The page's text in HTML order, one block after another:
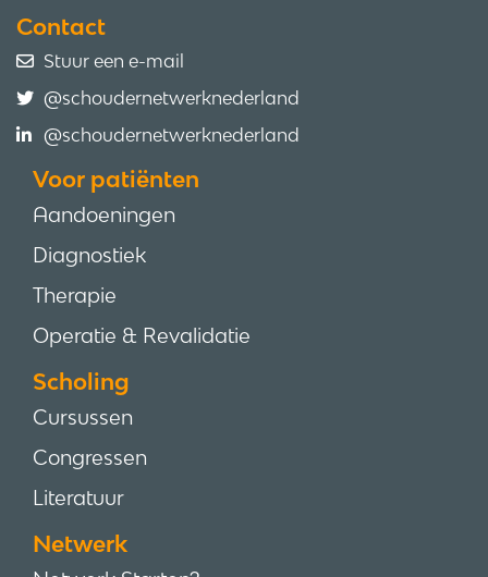
Contact
Stuur een e-mail
@schoudernetwerknederland
@schoudernetwerknederland
Voor patiënten
Aandoeningen
Diagnostiek
Therapie
Operatie & Revalidatie
Scholing
Cursussen
Congressen
Literatuur
Netwerk